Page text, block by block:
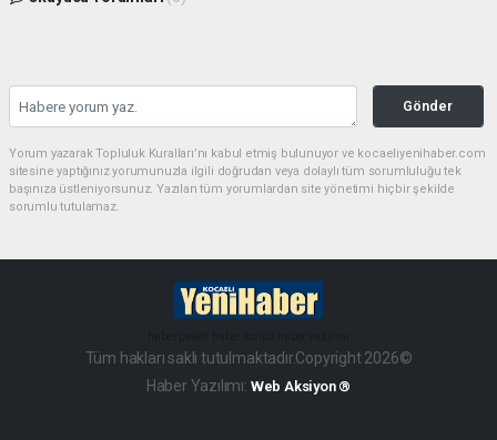
Gönder
Yorum yazarak Topluluk Kuralları’nı kabul etmiş bulunuyor ve kocaeliyenihaber.com
sitesine yaptığınız yorumunuzla ilgili doğrudan veya dolaylı tüm sorumluluğu tek
başınıza üstleniyorsunuz. Yazılan tüm yorumlardan site yönetimi hiçbir şekilde
sorumlu tutulamaz.
Tüm hakları saklı tutulmaktadır.Copyright 2026©
Haber Yazılımı: Web Aksiyon ®